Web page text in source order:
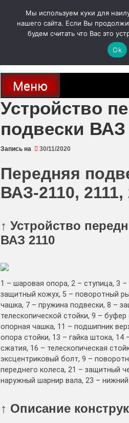
содержимому
Новости про современные автомобили и
и отечественного
Меню
Устройство
подвески ВАЗ
Запись на 30/11/2020
Передняя
ВАЗ-2110, 2111,
↑ Устройство
ВАЗ 2110
1 – шаровая опора, 2 – ступица, 3
защитный кожух, 5 – поворотный
чашка, 7 – пружина подвески, 8 –
телескопической стойки, 9 –
опорная чашка, 11 – подшипник
опора стойки, 13 – гайка штока,
сжатия, 16 – телескопическая
эксцентриковый болт, 9 –
переднего колеса, 21 – защитный
наружный шарнир вала, 23 –
↑ Описание
Мы используем куки для
нашего сайта. Если Вы
будем считать что Вас это
Ok